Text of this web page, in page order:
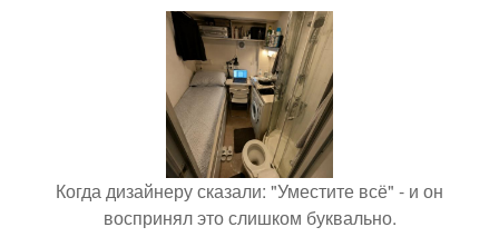
Когда дизайнеру сказали: "Уместите всё" - и он
воспринял это слишком буквально.